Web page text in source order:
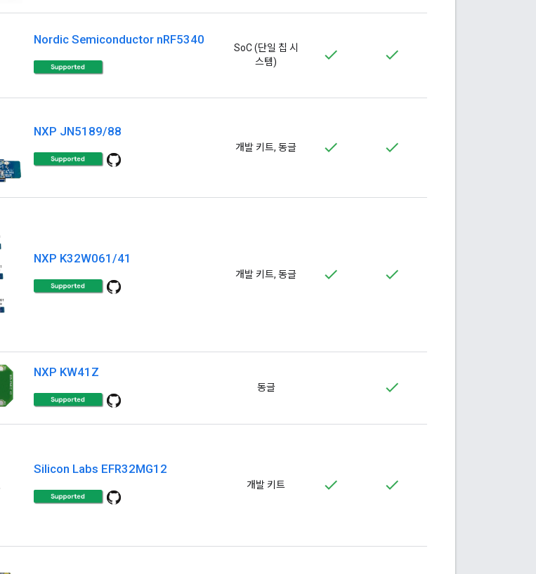
Nordic Semiconductor nRF5340
SoC (단일 칩 시
스템)
NXP JN5189/88
개발 키트, 동글
NXP K32W061/41
개발 키트, 동글
NXP KW41Z
동글
Silicon Labs EFR32MG12
개발 키트